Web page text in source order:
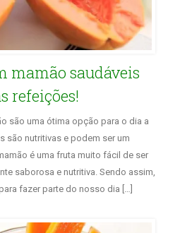
mamão saudáveis
refeições!
são uma ótima opção para o dia a
são nutritivas e podem ser um
é uma fruta muito fácil de ser
saborosa e nutritiva. Sendo assim,
fazer parte do nosso dia […]